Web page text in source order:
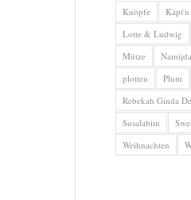
Knöpfe
Lotte & Ludwig
Mütze
Namijda
plotten
Plum
Rebekah Ginda
Susalabim
Weihnachten